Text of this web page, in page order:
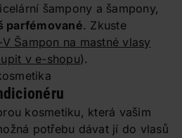
šampony a šampony,
parfémované. Zkuste
Šampon na mastné vlasy
v e-shopu).
kosmetiku, která vašim
potřebu dávat jí do vlasů